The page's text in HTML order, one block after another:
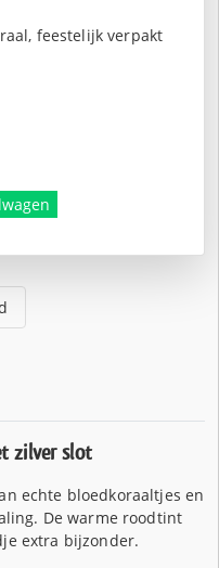
feestelijk verpakt
zilver slot
echte bloedkoraaltjes en
De warme roodtint
extra bijzonder.